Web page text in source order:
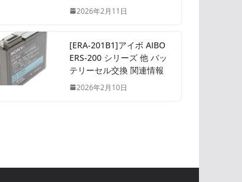
2026年2月11日
[ERA-201B1]アイボ AIBO
ERS-200 シリーズ 他 バッ
テリーセル交換 関連情報
2026年2月10日